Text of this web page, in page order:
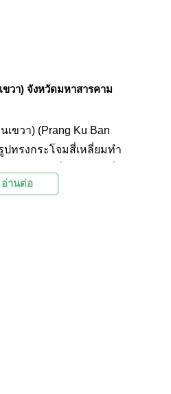
วา) จังหวัดมหาสารคาม
ขวา) (Prang Ku Ban
ทรงกระโจมสี่เหลี่ยมทำ
ที่สำคัญอีกแห่งหนึ่งของ
อ่านต่อ